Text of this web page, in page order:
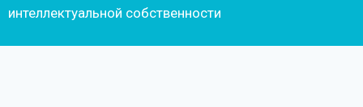
интеллектуальной собственности